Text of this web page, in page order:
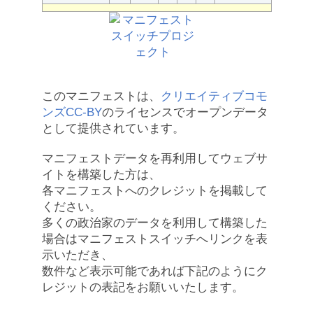
このマニフェストは、
クリエイティブコモ
ンズCC-BYのライセンスでオープンデータ
として提供されています。
マニフェストデータを再利用してウェブサ
イトを構築した方は、
各マニフェストへのクレジットを掲載して
ください。
多くの政治家のデータを利用して構築した
場合はマニフェストスイッチへリンクを表
示いただき、
数件など表示可能であれば下記のようにク
レジットの表記をお願いいたします。